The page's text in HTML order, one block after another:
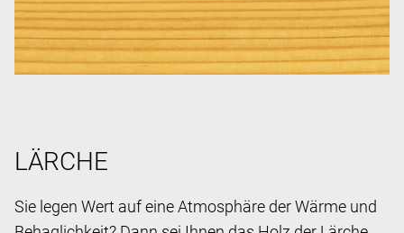
LÄRCHE
Sie legen Wert auf eine Atmosphäre der Wärme und